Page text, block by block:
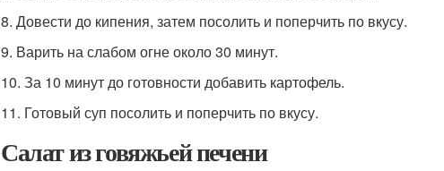
8. Довести до кипения, затем посолить и поперчить по вкусу.
9. Варить на слабом огне около 30 минут.
10. За 10 минут до готовности добавить картофель.
11. Готовый суп посолить и поперчить по вкусу.
Салат из говяжьей печени